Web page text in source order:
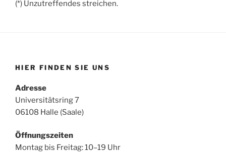
(*) Unzutreffendes streichen.
HIER FINDEN SIE UNS
Adresse
Universitätsring 7
06108 Halle (Saale)
Öffnungszeiten
Montag bis Freitag: 10–19 Uhr